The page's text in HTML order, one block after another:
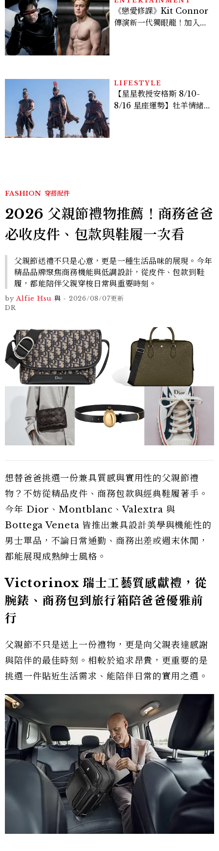
《戀愛修課》Kit Connor
傳演新一代獨眼龍！加入新
LIFESTYLE
【星星教授安格斯 8/10-
8/16 星座運勢】牡羊情緒
FASHION 穿搭配件
2026 父親節禮物推薦！商務爸爸
必收皮件、包款與鞋履一次看
父親節送禮不只是心意，更是一種生活品味的展現。今年
精品品牌聚焦商務機能與低調設計，從皮件、包款到鞋
履，都能陪伴父親穿梭日常與重要時刻。
by Alfie Hsu 與 - 2026/08/07更新
DR
想替爸爸挑選一份兼具質感與實用性的父親節禮
物？不妨從精品皮件、商務包款與經典鞋履著手。
今年 Dior、Montblanc、Valextra 與
Bottega Veneta 皆推出兼具設計美學與機能性的
男士單品，不論日常通勤、商務出差或週末休閒，
都能展現成熟紳士風格。
Victorinox 瑞士工藝質感獻禮，從
腕錶、商務包到旅行箱陪爸爸優雅前
行
父親節不只是送上一份禮物，更是向父親表達感謝
與陪伴的最佳時刻。相較於追求昂貴，更重要的是
挑選一件貼近生活需求、能陪伴日常的實用之選。